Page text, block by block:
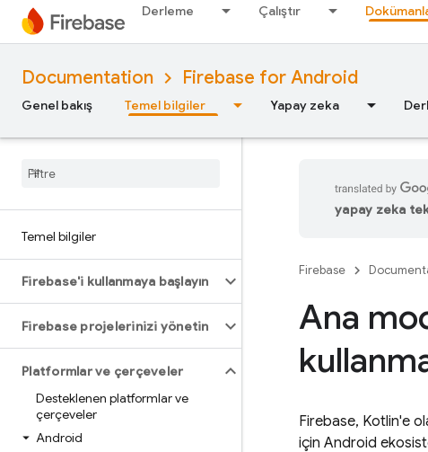
Derleme Çalıştır
Documentation Firebase for Android
Genel bakış Temel bilgiler Yapay zeka
Temel bilgiler
Firebase'i kullanmaya başlayın
Firebase projelerinizi yönetin
Platformlar ve çerçeveler
Desteklenen platformlar ve
çerçeveler
Android
yapay zeka
Firebase
Ana
Firebase, Kotlin'e
için Android